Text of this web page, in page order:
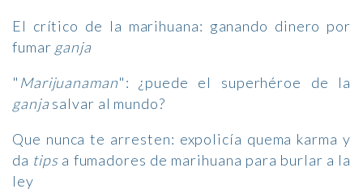
El crítico de la marihuana: ganando dinero por
fumar ganja
" Marijuanaman": ¿puede el superhéroe de la
ganja salvar al mundo?
Que nunca te arresten: expolicía quema karma y
da tipsa fumadores de marihuana para burlar a la
ley